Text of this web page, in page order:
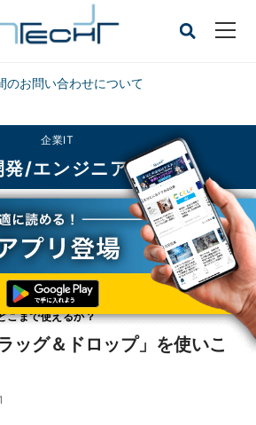
のお問い合わせについて
CLOSE
企業IT
発/エンジニア
エンジニア
ップ」を使いこなす
こまで使えるか？
ッグ＆ドロップ」を使いこ